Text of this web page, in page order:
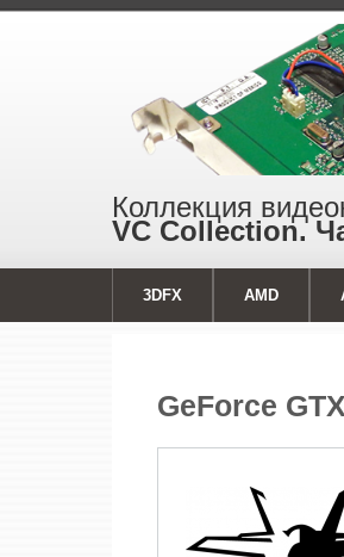
Коллекция
VC Collection.
3DFX AMD
GeForce